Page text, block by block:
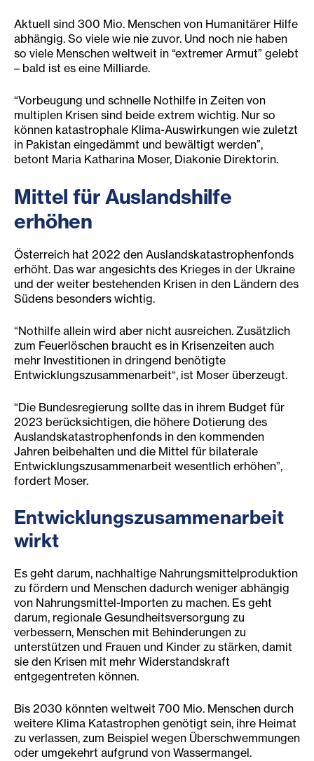
Aktuell sind 300 Mio. Menschen von Humanitärer Hilfe
abhängig. So viele wie nie zuvor. Und noch nie haben
so viele Menschen weltweit in “extremer Armut” gelebt
– bald ist es eine Milliarde.
“Vorbeugung und schnelle Nothilfe in Zeiten von
multiplen Krisen sind beide extrem wichtig. Nur so
können katastrophale Klima-Auswirkungen wie zuletzt
in Pakistan eingedämmt und bewältigt werden”,
betont Maria Katharina Moser, Diakonie Direktorin.
Mittel für Auslandshilfe
erhöhen
Österreich hat 2022 den Auslandskatastrophenfonds
erhöht. Das war angesichts des Krieges in der Ukraine
und der weiter bestehenden Krisen in den Ländern des
Südens besonders wichtig.
“Nothilfe allein wird aber nicht ausreichen. Zusätzlich
zum Feuerlöschen braucht es in Krisenzeiten auch
mehr Investitionen in dringend benötigte
Entwicklungszusammenarbeit“, ist Moser überzeugt.
“Die Bundesregierung sollte das in ihrem Budget für
2023 berücksichtigen, die höhere Dotierung des
Auslandskatastrophenfonds in den kommenden
Jahren beibehalten und die Mittel für bilaterale
Entwicklungszusammenarbeit wesentlich erhöhen”,
fordert Moser.
Entwicklungszusammenarbeit
wirkt
Es geht darum, nachhaltige Nahrungsmittelproduktion
zu fördern und Menschen dadurch weniger abhängig
von Nahrungsmittel-Importen zu machen. Es geht
darum, regionale Gesundheitsversorgung zu
verbessern, Menschen mit Behinderungen zu
unterstützen und Frauen und Kinder zu stärken, damit
sie den Krisen mit mehr Widerstandskraft
entgegentreten können.
Bis 2030 könnten weltweit 700 Mio. Menschen durch
weitere Klima Katastrophen genötigt sein, ihre Heimat
zu verlassen, zum Beispiel wegen Überschwemmungen
oder umgekehrt aufgrund von Wassermangel.